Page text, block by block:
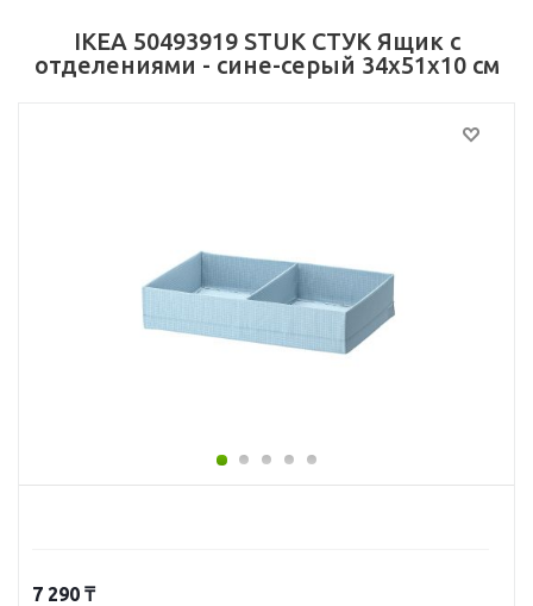
IKEA 50493919 STUK СТУК Ящик с
отделениями - сине-серый 34x51x10 см
7 290 ₸